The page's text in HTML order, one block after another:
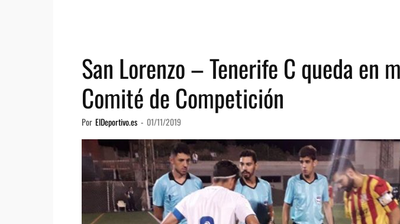
San Lorenzo – Tenerife C queda en
Comité de Competición
Por ElDeportivo.es - 01/11/2019